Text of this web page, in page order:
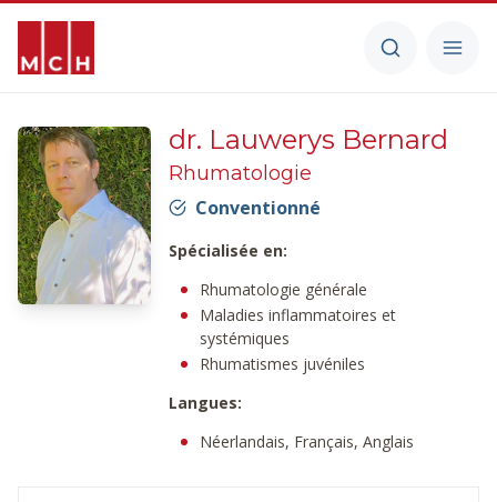
dr. Lauwerys Bernard
Rhumatologie
Conventionné
Spécialisée en:
Rhumatologie générale
Maladies inflammatoires et
systémiques
Rhumatismes juvéniles
Langues:
Néerlandais, Français, Anglais